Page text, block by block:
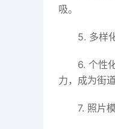
吸。
5. 多样
6. 个性
力，成为街
7. 照片